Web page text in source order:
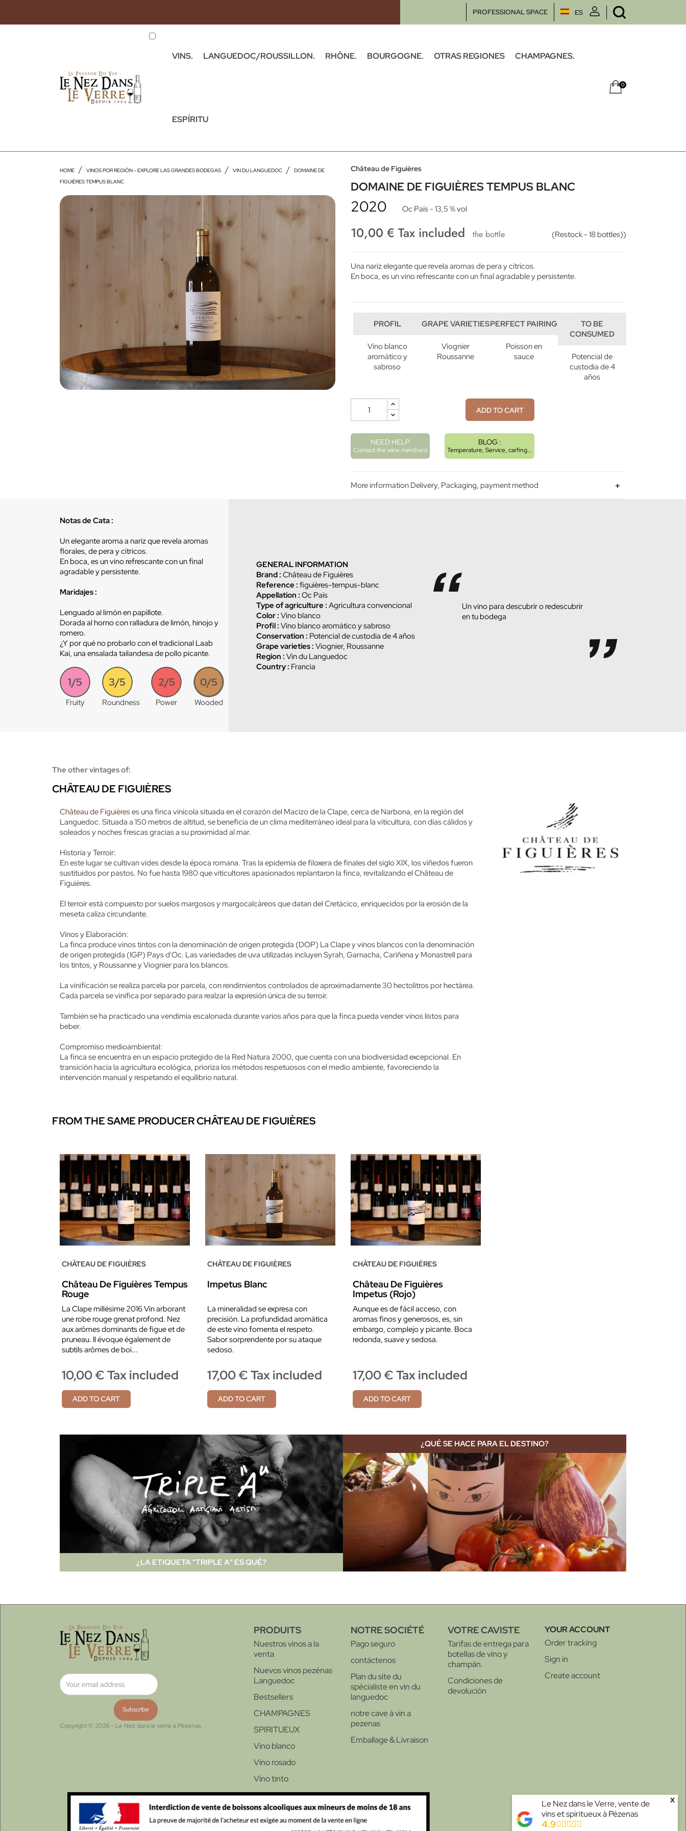
PROFESSIONAL SPACE ES
VINS. LANGUEDOC/ROUSSILLON. RHÔNE. BOURGOGNE. OTRAS REGIONES CHAMPAGNES.
ESPÍRITU
0
HOME VINOS POR REGIÓN – EXPLORE LAS GRANDES BODEGAS VIN DU LANGUEDOC
DOMAINE DE
FIGUIÈRES TEMPUS BLANC
Château de Figuières
DOMAINE DE FIGUIÈRES TEMPUS BLANC
2020 Oc País- 13,5 % vol
10,00 € Tax included the bottle (Restock - 18 bottles))
Una nariz elegante que revela aromas de pera y cítricos.
En boca, es un vino refrescante con un final agradable y persistente.
PROFIL
Vino blanco
aromático y
sabroso
GRAPE VARIETIES
Viognier
Roussanne
PERFECT PAIRING
Poisson en
sauce
TO BE
CONSUMED
Potencial de
custodia de 4
años
ADD TO CART
NEED HELP
Contact the wine merchant
BLOG :
Temperature, Service, carfing...
More information Delivery, Packaging, payment method
Notas de Cata :
Un elegante aroma a nariz que revela aromas
florales, de pera y cítricos.
En boca, es un vino refrescante con un final
agradable y persistente.
Maridajes :
Lenguado al limón en papillote.
Dorada al horno con ralladura de limón, hinojo y
romero.
¿Y por qué no probarlo con el tradicional Laab
Kai, una ensalada tailandesa de pollo picante.
1/5
Fruity
3/5
Roundness
2/5
Power
0/5
Wooded
GENERAL INFORMATION
Brand : Château de Figuières
Reference : figuières-tempus-blanc
Appellation : Oc País
Type of agriculture : Agricultura convencional
Color : Vino blanco
Profil : Vino blanco aromático y sabroso
Conservation : Potencial de custodia de 4 años
Grape varieties : Viognier, Roussanne
Region : Vin du Languedoc
Country : Francia
Un vino para descubrir o redescubrir
en tu bodega
The other vintages of:
CHÂTEAU DE FIGUIÈRES
Château de Figuièreses una finca vinícola situada en el corazón del Macizo de la Clape, cerca de Narbona, en la región del
Languedoc. Situada a 150 metros de altitud, se beneficia de un clima mediterráneo ideal para la viticultura, con días cálidos y
soleados y noches frescas gracias a su proximidad al mar.
Historia y Terroir:
En este lugar se cultivan vides desde la época romana. Tras la epidemia de filoxera de finales del siglo XIX, los viñedos fueron
sustituidos por pastos. No fue hasta 1980 que viticultores apasionados replantaron la finca, revitalizando el Château de
Figuières.
El terroir está compuesto por suelos margosos y margocalcáreos que datan del Cretácico, enriquecidos por la erosión de la
meseta caliza circundante.
Vinos y Elaboración:
La finca produce vinos tintos con la denominación de origen protegida (DOP) La Clape y vinos blancos con la denominación
de origen protegida (IGP) Pays d'Oc. Las variedades de uva utilizadas incluyen Syrah, Garnacha, Cariñena y Monastrell para
los tintos, y Roussanne y Viognier para los blancos.
La vinificación se realiza parcela por parcela, con rendimientos controlados de aproximadamente 30 hectolitros por hectárea.
Cada parcela se vinifica por separado para realzar la expresión única de su terroir.
También se ha practicado una vendimia escalonada durante varios años para que la finca pueda vender vinos listos para
beber.
Compromiso medioambiental:
La finca se encuentra en un espacio protegido de la Red Natura 2000, que cuenta con una biodiversidad excepcional. En
transición hacia la agricultura ecológica, prioriza los métodos respetuosos con el medio ambiente, favoreciendo la
intervención manual y respetando el equilibrio natural.
FROM THE SAME PRODUCER CHÂTEAU DE FIGUIÈRES
CHÂTEAU DE FIGUIÈRES
Château De Figuières Tempus
Rouge
La Clape millésime 2016 Vin arborant
une robe rouge grenat profond. Nez
aux arômes dominants de figue et de
pruneau. Il évoque également de
subtils arômes de boi...
10,00 € Tax included
ADD TO CART
CHÂTEAU DE FIGUIÈRES
Impetus Blanc
La mineralidad se expresa con
precisión. La profundidad aromática
de este vino fomenta el respeto.
Sabor sorprendente por su ataque
sedoso.
17,00 € Tax included
ADD TO CART
CHÂTEAU DE FIGUIÈRES
Château De Figuières
Impetus (rojo)
Aunque es de fácil acceso, con
aromas finos y generosos, es, sin
embargo, complejo y picante. Boca
redonda, suave y sedosa.
17,00 € Tax included
ADD TO CART
¿LA ETIQUETA "TRIPLE A" ES QUÉ?
¿QUÉ SE HACE PARA EL DESTINO?
Copyright © 2026 - Le Nez dans le verre à Pézenas.
PRODUITS
Nuestros vinos a la
venta
Nuevos vinos pezénas
Languedoc
Bestsellers
CHAMPAGNES
SPIRITUEUX
Vino blanco
Vino rosado
Vino tinto
NOTRE SOCIÉTÉ
Pago seguro
contáctenos
Plan du site du
spécialiste en vin du
languedoc
notre cave à vin a
pezenas
Emballage & Livraison
VOTRE CAVISTE
Tarifas de entrega para
botellas de vino y
champán.
Condiciones de
devolución
YOUR ACCOUNT
Order tracking
Sign in
Create account
Le Nez dans le Verre, vente de
vins et spiritueux à Pézenas
4.9
x